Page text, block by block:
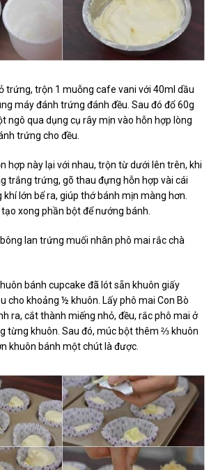
trứng, trộn 1 muỗng cafe vani với 40ml dầu
máy đánh trứng đánh đều. Sau đó đổ 60g
ngô qua dụng cụ rây mịn vào hỗn hợp lòng
trứng cho đều.
hợp này lại với nhau, trộn từ dưới lên trên, khi
trắng trứng, gõ thau đựng hỗn hợp vài cái
khí lớn bể ra, giúp thớ bánh mịn màng hơn.
xong phần bột để nướng bánh.
lan trứng muối nhân phô mai rắc chà
bánh cupcake đã lót sẵn khuôn giấy
cho khoảng ½ khuôn. Lấy phô mai Con Bò
ra, cắt thành miếng nhỏ, đều, rắc phô mai ở
từng khuôn. Sau đó, múc bột thêm ⅔ khuôn
khuôn bánh một chút là được.